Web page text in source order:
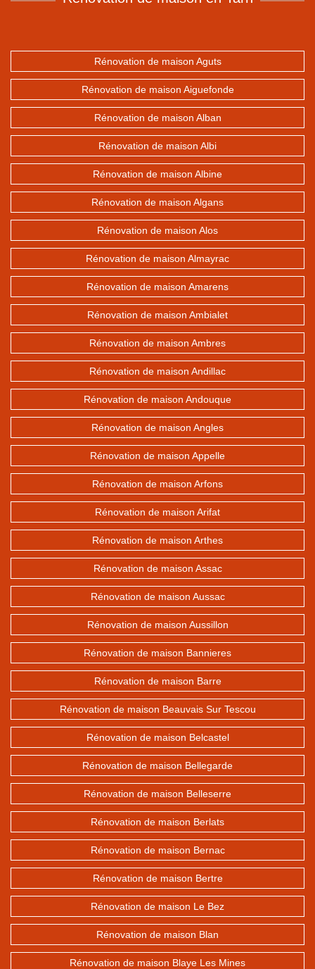
Rénovation de maison Aguts
Rénovation de maison Aiguefonde
Rénovation de maison Alban
Rénovation de maison Albi
Rénovation de maison Albine
Rénovation de maison Algans
Rénovation de maison Alos
Rénovation de maison Almayrac
Rénovation de maison Amarens
Rénovation de maison Ambialet
Rénovation de maison Ambres
Rénovation de maison Andillac
Rénovation de maison Andouque
Rénovation de maison Angles
Rénovation de maison Appelle
Rénovation de maison Arfons
Rénovation de maison Arifat
Rénovation de maison Arthes
Rénovation de maison Assac
Rénovation de maison Aussac
Rénovation de maison Aussillon
Rénovation de maison Bannieres
Rénovation de maison Barre
Rénovation de maison Beauvais Sur Tescou
Rénovation de maison Belcastel
Rénovation de maison Bellegarde
Rénovation de maison Belleserre
Rénovation de maison Berlats
Rénovation de maison Bernac
Rénovation de maison Bertre
Rénovation de maison Le Bez
Rénovation de maison Blan
Rénovation de maison Blaye Les Mines